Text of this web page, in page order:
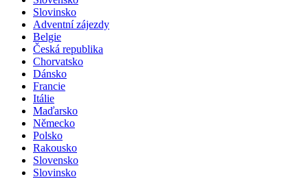
Slovinsko
Adventní zájezdy
Belgie
Česká republika
Chorvatsko
Dánsko
Francie
Itálie
Maďarsko
Německo
Polsko
Rakousko
Slovensko
Slovinsko